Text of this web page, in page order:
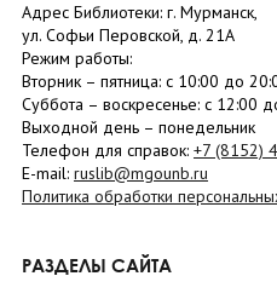
Адрес Библиотеки: г. Мурманск,
ул. Софьи Перовской, д. 21А
Режим работы:
Вторник – пятница: с 10:00 до
Суббота – воскресенье: c 12:00
Выходной день – понедельник
Телефон для справок: +7 (8152)
E-mail: ruslib@mgounb.ru
Политика обработки
РАЗДЕЛЫ САЙТА